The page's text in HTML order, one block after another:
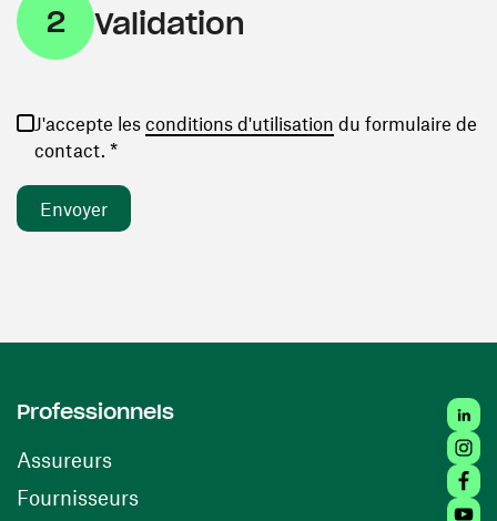
2 Validation
J'accepte les conditions d'utilisation (ouvre une
du formulaire de
contact. *
Professionnels
Assureurs
Fournisseurs(ouvre une nouvelle fenêtre)